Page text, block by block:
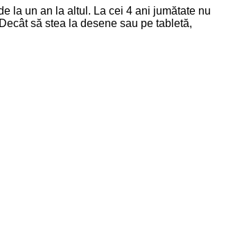
la un an la altul. La cei 4 ani jumătate nu
să stea la desene sau pe tabletă,